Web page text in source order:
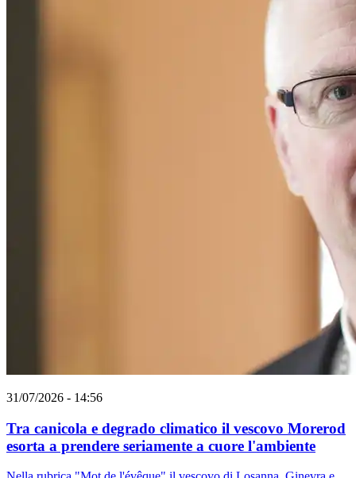
31/07/2026 - 14:56
Tra canicola e degrado climatico il vescovo Morerod
esorta a prendere seriamente a cuore l'ambiente